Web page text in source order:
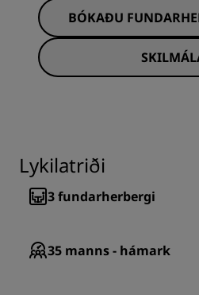
BÓKAÐU
Lykilatriði
3fundarherbergi
35 manns - hámark